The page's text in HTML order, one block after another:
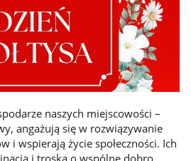
naszych miejscowości –
angażują się w rozwiązywanie
i wspierają życie społeczności. Ich
i troska o wspólne dobro